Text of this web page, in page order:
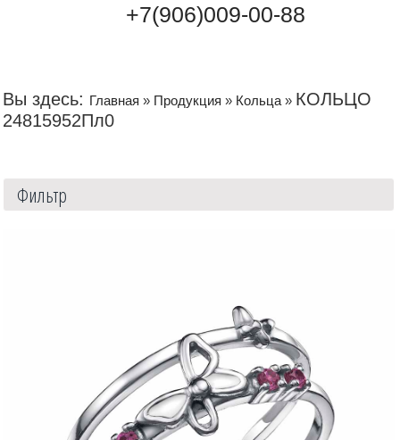
+7(906)009-00-88
Вы здесь: Главная » Продукция » Кольца » КОЛЬЦО
24815952Пл0
Фильтр